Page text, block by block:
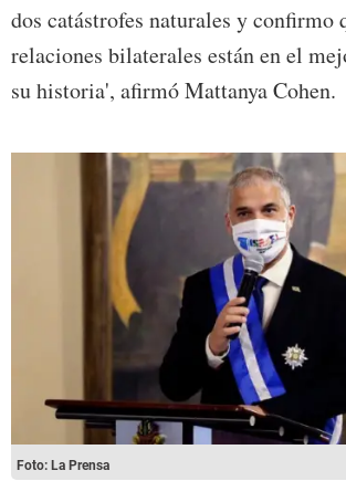
dos catástrofes naturales y confirmo
relaciones bilaterales están en el
su historia', afirmó Mattanya Cohen.
Foto: La Prensa